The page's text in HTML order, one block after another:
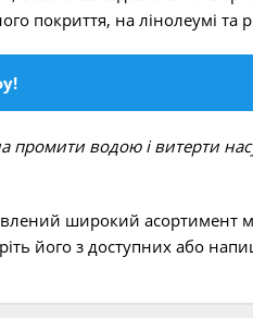
покриття, на лінолеумі та
промити водою і витерти
широкий асортимент
його з доступних або